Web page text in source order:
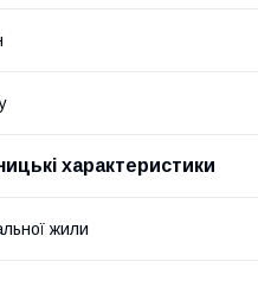
характеристики
жили